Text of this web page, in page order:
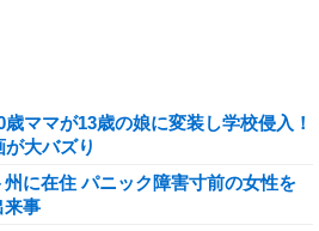
歳ママが13歳の娘に変装し学校侵入！
大バズり
州に在住 パニック障害寸前の女性を
来事